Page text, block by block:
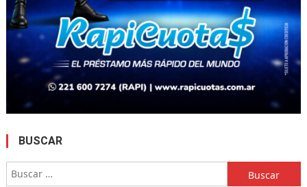
BUSCAR
Buscar: